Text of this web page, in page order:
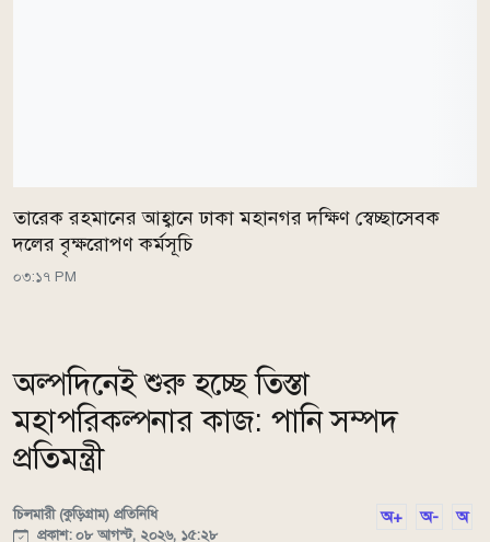
তারেক রহমানের আহ্বানে ঢাকা মহানগর দক্ষিণ স্বেচ্ছাসেবক
দলের বৃক্ষরোপণ কর্মসূচি
০৩:১৭ PM
অল্পদিনেই শুরু হচ্ছে তিস্তা
মহাপরিকল্পনার কাজ: পানি সম্পদ
প্রতিমন্ত্রী
চিলমারী (কুড়িগ্রাম) প্রতিনিধি
প্রকাশ: ০৮ আগস্ট, ২০২৬, ১৫:২৮
অ+ অ- অ